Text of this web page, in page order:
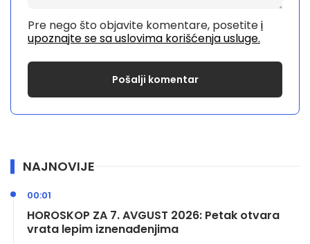
Pre nego što objavite komentare, posetitei
upoznajte se sa uslovima korišćenja usluge.
NAJNOVIJE
HOROSKOP ZA 7. AVGUST 2026: Petak otvara
vrata lepim iznenađenjima
00:01